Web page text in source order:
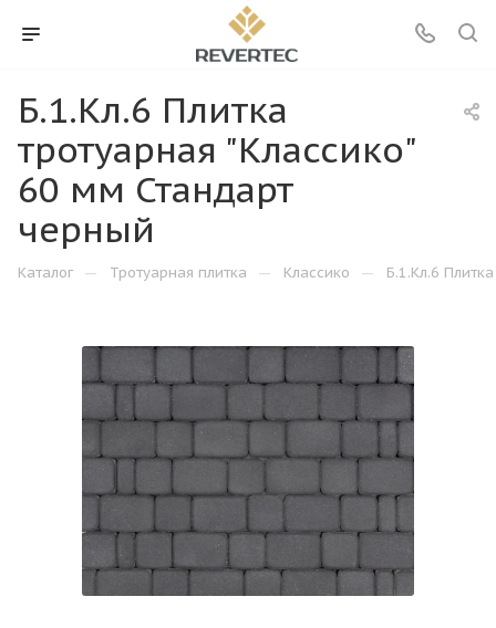
Б.1.Кл.6 Плитка
тротуарная "Классико"
60 мм Стандарт
черный
Каталог — Тротуарная плитка — Классико — Б.1.Кл.6